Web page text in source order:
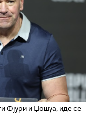
Фјури и Џошуа, иде се